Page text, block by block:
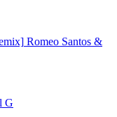
Romeo Santos &
G